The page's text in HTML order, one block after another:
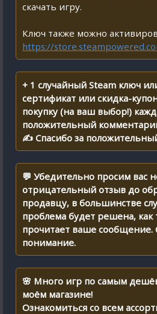
скачать игру.
Ключ также можно
https://
+ 1 случайный Steam ключ
сертификат или скидка-
покупку (на ваш выбор!)
положительный
✍ Спасибо за
💬 Убедительно просим вас
отрицательный отзыв до
продавцу, в большинстве
проблема будет решена, как
прочитает ваше сообщение.
понимание.
🌸 Много игр по самым
моём магазине!
Ознакомиться со всем